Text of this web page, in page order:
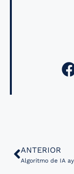
ANTERIOR